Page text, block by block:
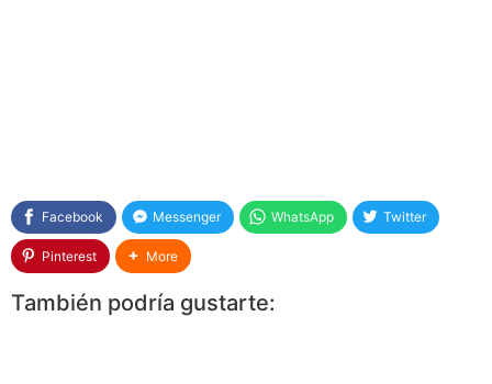
Facebook Messenger WhatsApp Twitter
Pinterest More
También podría gustarte: